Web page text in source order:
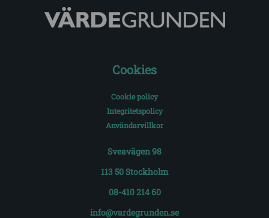
Cookies
Cookie policy
Integritetspolicy
Användarvillkor
Sveavägen 98
113 50 Stockholm
08-410 214 60
info@vardegrunden.se